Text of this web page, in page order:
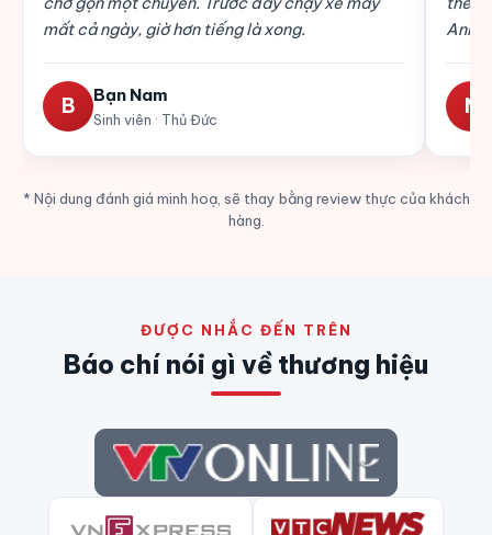
mất cả ngày, giờ hơn tiếng là xong.
B Bạn Nam
Sinh viên · Thủ Đức
Anh
N
* Nội dung đánh giá minh hoạ, sẽ thay bằng review thực của khách
hàng.
ĐƯỢC NHẮC ĐẾN TRÊN
Báo chí nói gì về thương hiệu